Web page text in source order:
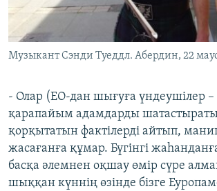
Музыкант Сэнди Туеддл. Абердин, 22
- Олар (ЕО-дан шығуға үндеушілер –
қарапайым адамдарды
қорқытатын фактілерді айтып,
жасағанға құмар. Бүгінгі
басқа әлемнен оқшау өмір сүре
шыққан күннің өзінде бізге